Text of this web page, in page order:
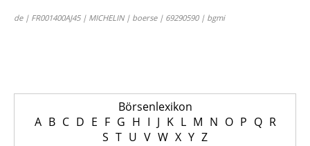
de | FR001400AJ45 | MICHELIN | boerse | 69290590 | bgmi
Börsenlexikon
A B C D E F G H I J K L M N O P Q R
S T U V W X Y Z